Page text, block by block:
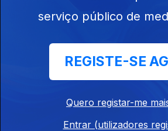
serviço público de
REGISTE-SE
Quero registar-me
Entrar (utilizadores